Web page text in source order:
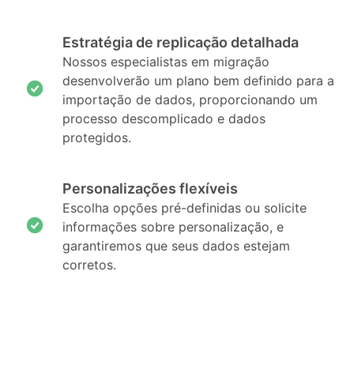
Estratégia de replicação detalhada
Nossos especialistas em migração
desenvolverão um plano bem definido para a
importação de dados, proporcionando um
processo descomplicado e dados
protegidos.
Personalizações flexíveis
Escolha opções pré-definidas ou solicite
informações sobre personalização, e
garantiremos que seus dados estejam
corretos.